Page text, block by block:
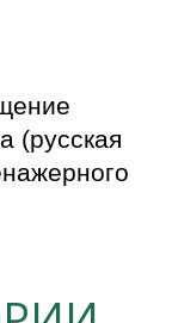
(русская